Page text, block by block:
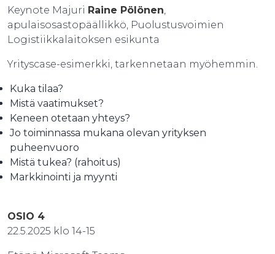
Keynote Majuri Raine Pölönen,
apulaisosastopäällikkö, Puolustusvoimien
Logistiikkalaitoksen esikunta
Yrityscase-esimerkki, tarkennetaan myöhemmin.
Kuka tilaa?
Mistä vaatimukset?
Keneen otetaan yhteys?
Jo toiminnassa mukana olevan yrityksen
puheenvuoro
Mistä tukea? (rahoitus)
Markkinointi ja myynti
OSIO 4
22.5.2025 klo 14-15